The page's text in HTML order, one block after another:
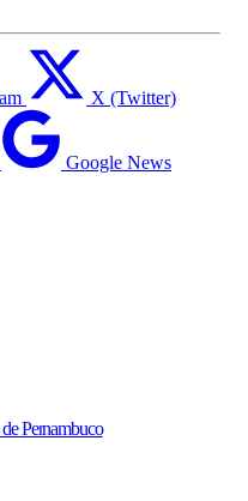
X (Twitter)
Google News
Pernambuco